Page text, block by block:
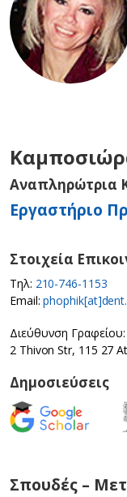
Αναπληρώτρια
Εργαστήριο
Στοιχεία
Τηλ: 210-746-1153
Email:
Διεύθυνση Γραφείου:
2 Thivon Str, 115 27
Δημοσιεύσεις
Σπουδές –